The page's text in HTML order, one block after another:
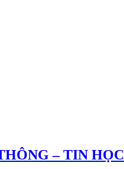
– TIN HỌC